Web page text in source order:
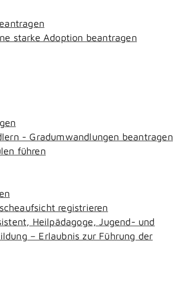
starke Adoption beantragen
- Gradumwandlungen beantragen
führen
registrieren
Heilpädagoge, Jugend- und
– Erlaubnis zur Führung der